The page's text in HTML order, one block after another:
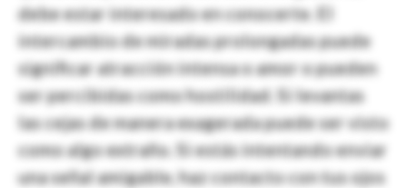
debe estar interesado en conocerte. El
intercambio de miradas prolongadas puede
significar atracción intensa o amor o pueden
ser percibidas como hostilidad. Si levantas
las cejas de manera exagerada puede ser visto
como algo extraño. Si estás intentando enviar
una señal amigable, haz contacto con tus ojos